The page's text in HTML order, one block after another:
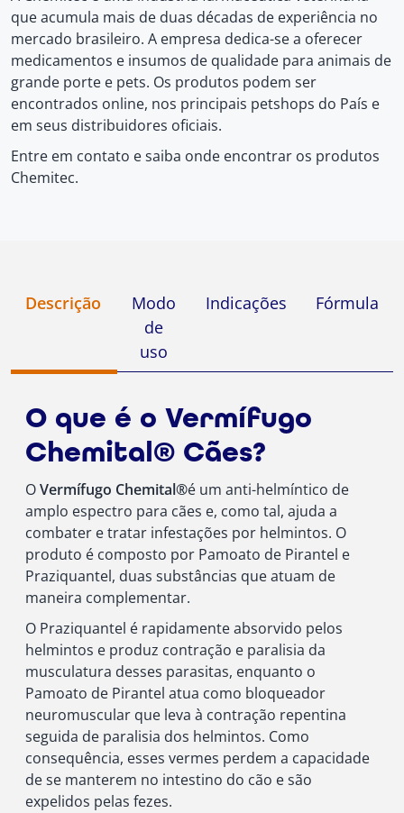
que acumula mais de duas décadas de experiência no
mercado brasileiro. A empresa dedica-se a oferecer
medicamentos e insumos de qualidade para animais de
grande porte e pets. Os produtos podem ser
encontrados online, nos principais petshops do País e
em seus distribuidores oficiais.
Entre em contato e saiba onde encontrar os produtos
Chemitec.
Descrição
Modo
de
uso
Indicações Fórmula
O que é o Vermífugo
Chemital® Cães?
OVermífugo Chemital®é um anti-helmíntico de
amplo espectro para cães e, como tal, ajuda a
combater e tratar infestações por helmintos. O
produto é composto por Pamoato de Pirantel e
Praziquantel, duas substâncias que atuam de
maneira complementar.
O Praziquantel é rapidamente absorvido pelos
helmintos e produz contração e paralisia da
musculatura desses parasitas, enquanto o
Pamoato de Pirantel atua como bloqueador
neuromuscular que leva à contração repentina
seguida de paralisia dos helmintos. Como
consequência, esses vermes perdem a capacidade
de se manterem no intestino do cão e são
expelidos pelas fezes.